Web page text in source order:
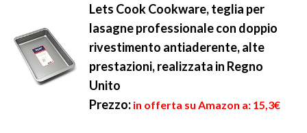
Lets Cook Cookware, teglia per
lasagne professionale con doppio
rivestimento antiaderente, alte
prestazioni, realizzata in Regno
Unito
Prezzo: in offerta su Amazon a: 15,3€